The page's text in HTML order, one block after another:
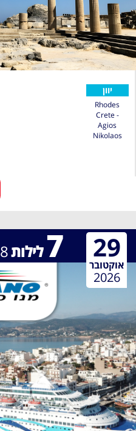
יוון
Rhodes
Crete -
Agios
Nikolaos
7 לילות8 29
אוקטובר
2026